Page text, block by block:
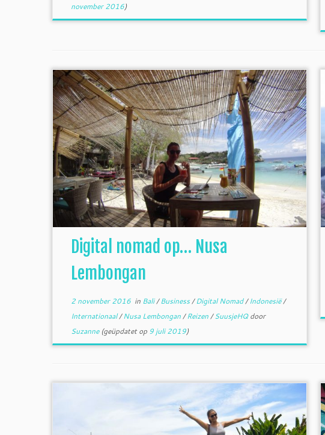
november 2016)
Digital nomad op… Nusa
Lembongan
2 november 2016in Bali/Business/Digital Nomad/Indonesië/
Internationaal/Nusa Lembongan/Reizen/SuusjeHQdoor
Suzanne(geüpdatet op 9 juli 2019)